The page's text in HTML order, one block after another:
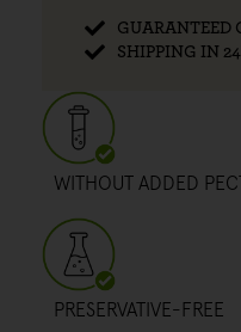
GUARANTEED
SHIPPING IN
WITHOUT ADDED
PRESERVATIVE-FREE